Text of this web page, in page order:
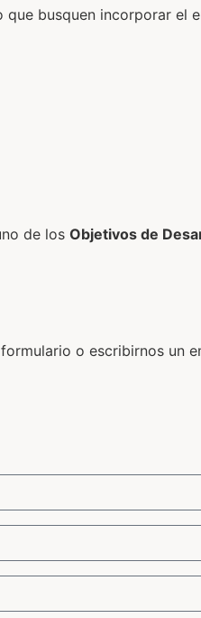
busquen incorporar el
de los Objetivos de
o escribirnos un